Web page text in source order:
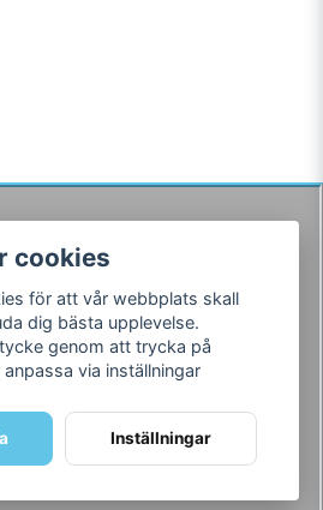
cookies
för att vår webbplats skall
dig bästa upplevelse.
genom att trycka på
via inställningar
Inställningar